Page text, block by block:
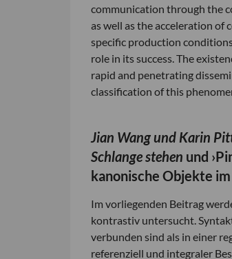
communication through the
as well as the acceleration
specific production
role in its success. The
rapid and penetrating
classification of this
Jian Wang und Karin
Schlange stehen und
kanonische Objekte
Im vorliegenden Beitrag
kontrastiv untersucht.
verbunden sind als in einer
referenziell und integraler